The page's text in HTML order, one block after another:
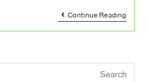
Continue Reading